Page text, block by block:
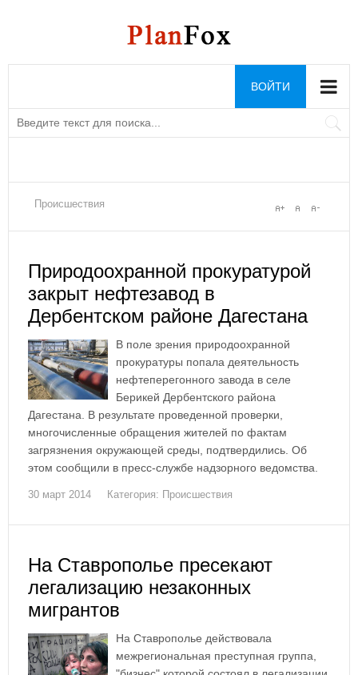
ВОЙТИ
Происшествия
Природоохранной прокуратурой
закрыт нефтезавод в
Дербентском районе Дагестана
В поле зрения природоохранной
прокуратуры попала деятельность
нефтеперегонного завода в селе
Берикей Дербентского района
Дагестана. В результате проведенной проверки,
многочисленные обращения жителей по фактам
загрязнения окружающей среды, подтвердились. Об
этом сообщили в пресс-службе надзорного ведомства.
30 март 2014 Категория: Происшествия
На Ставрополье пресекают
легализацию незаконных
мигрантов
На Ставрополье действовала
межрегиональная преступная группа,